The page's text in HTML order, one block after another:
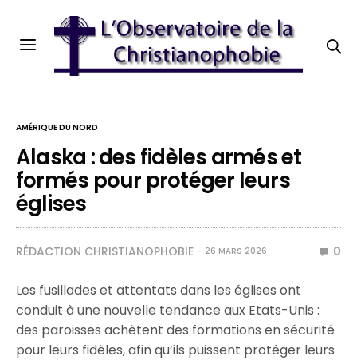
AMÉRIQUE DU NORD
Alaska : des fidèles armés et
formés pour protéger leurs
églises
RÉDACTION CHRISTIANOPHOBIE 26 MARS 2026 0
Les fusillades et attentats dans les églises ont
conduit à une nouvelle tendance aux Etats-Unis :
des paroisses achètent des formations en sécurité
pour leurs fidèles, afin qu’ils puissent protéger leurs